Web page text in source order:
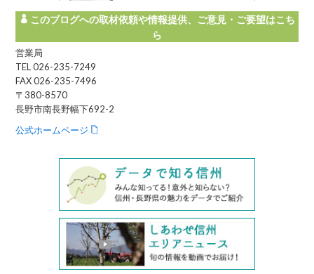
このブログへの取材依頼や情報提供、ご意見・ご要望はこち
ら
営業局
TEL 026-235-7249
FAX 026-235-7496
〒380-8570
長野市南長野幅下692-2
公式ホームページ